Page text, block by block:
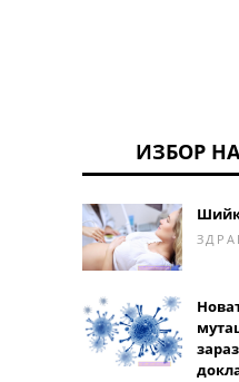
ИЗБОР